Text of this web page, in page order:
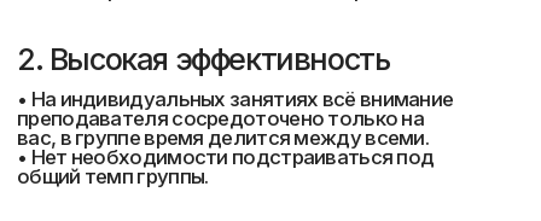
Сертификат
языковой уровень
После прохождения одного курса
(один языковой уровень) наши
студенты сдают тест на знание
языка и при положительном